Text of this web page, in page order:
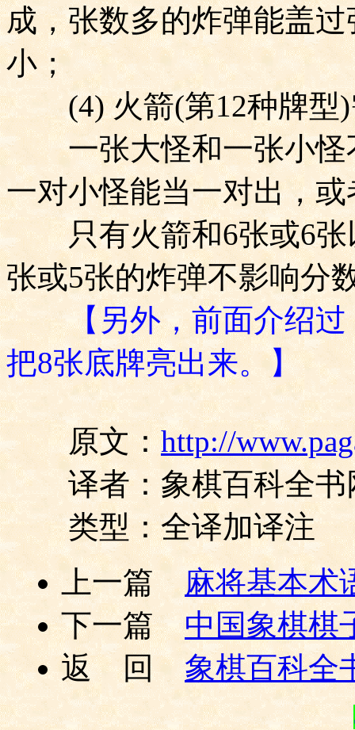
成，张数多的炸弹能盖
小；
(4)火箭(第12种牌型)
一张大怪和一张小怪
一对小怪能当一对出，
只有火箭和6张或6张
张或5张的炸弹不影响分
【另外，前面介绍
把8张底牌亮出来。】
原文：http://
译者：象棋百科全书
类型：全译加译注
上一篇麻将基本术
下一篇中国象棋棋
返 回 象棋百科